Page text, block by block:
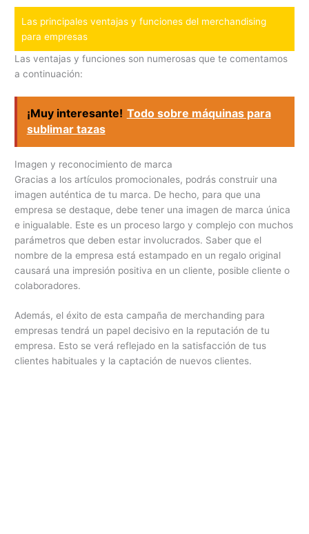
Las principales ventajas y funciones del merchandising
para empresas
Las ventajas y funciones son numerosas que te comentamos
a continuación:
¡Muy interesante! Todo sobre máquinas para
sublimar tazas
Imagen y reconocimiento de marca
Gracias a los artículos promocionales, podrás construir una
imagen auténtica de tu marca. De hecho, para que una
empresa se destaque, debe tener una imagen de marca única
e inigualable. Este es un proceso largo y complejo con muchos
parámetros que deben estar involucrados. Saber que el
nombre de la empresa está estampado en un regalo original
causará una impresión positiva en un cliente, posible cliente o
colaboradores.
Además, el éxito de esta campaña de merchanding para
empresas tendrá un papel decisivo en la reputación de tu
empresa. Esto se verá reflejado en la satisfacción de tus
clientes habituales y la captación de nuevos clientes.